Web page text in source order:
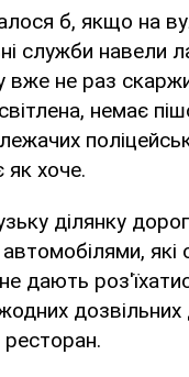
б, якщо на
служби навели
вже не раз
немає
хоче.
ділянку
дають
дозвільних